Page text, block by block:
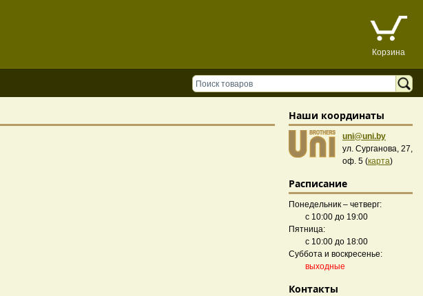
Корзина
Наши координаты
uni@uni.by
ул. Сурганова, 27,
оф. 5 (карта)
Расписание
Понедельник – четверг:
с 10:00 до 19:00
Пятница:
с 10:00 до 18:00
Суббота и воскресенье:
выходные
Контакты